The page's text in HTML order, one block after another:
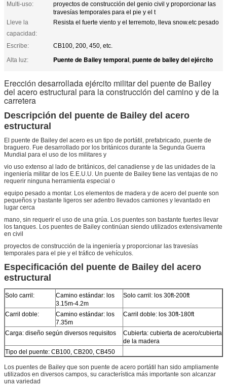
Multi-uso:
proyectos de construcción del genio civil y proporcionar las
travesías temporales para el pie y el t
Lleve la
capacidad:
Resista el fuerte viento y el terremoto, lleva snow.etc pesado
Escribe:
CB100, 200, 450, etc.
Alta luz:
Puente de Bailey temporal, puente de bailey del ejército
Erección desarrollada ejército militar del puente de Bailey
del acero estructural para la construcción del camino y de la
carretera
Descripción del puente de Bailey del acero
estructural
El puente de Bailey del acero es un tipo de portátil, prefabricado, puente de
braguero. Fue desarrollado por los británicos durante la Segunda Guerra
Mundial para el uso de los militares y
vio uso extenso al lado de británicos, del canadiense y de las unidades de la
ingeniería militar de los E.E.U.U. Un puente de Bailey tiene las ventajas de no
requerir ninguna herramienta especial o
equipo pesado a montar. Los elementos de madera y de acero del puente son
pequeños y bastante ligeros ser adentro llevados camiones y levantado en
lugar cerca
mano, sin requerir el uso de una grúa. Los puentes son bastante fuertes llevar
los tanques. Los puentes de Bailey continúan siendo utilizados extensivamente
en civil
proyectos de construcción de la ingeniería y proporcionar las travesías
temporales para el pie y el tráfico de vehículos.
Especificación del puente de Bailey del acero
estructural
Solo carril:
Camino estándar: los
3.15m-4.2m
Solo carril: los 30ft-200ft
Carril doble:
Camino estándar: los
7.35m
Carril doble: los 30ft-180ft
Carga: diseño según diversos requisitos
Cubierta: cubierta de acero/cubierta
de la madera
Tipo del puente: CB100, CB200, CB450
Los puentes de Bailey que son puente de acero portátil han sido ampliamente
utilizados en diversos campos, su característica más importante son alcanzar
una variedad